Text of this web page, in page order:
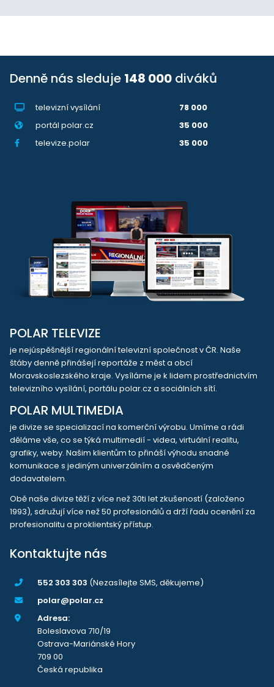
Denně nás sleduje 148 000 diváků
televizní vysílání
78 000
portál polar.cz
35 000
televize.polar
35 000
POLAR TELEVIZE
je nejúspěšnější regionální televizní společnost v ČR. Naše
štáby denně přinášejí reportáže z měst a obcí
Moravskoslezského kraje. Vysíláme je k lidem prostřednictvím
televizního vysílání, portálu polar.cz a sociálních sítí.
POLAR MULTIMEDIA
je divize se specializací na komerční výrobu. Umíme a rádi
děláme vše, co se týká multimedií - videa, virtuální realitu,
grafiky, weby. Našim klientům to přináší výhodu snadné
komunikace s jediným univerzálním a osvědčeným
dodavatelem.
Obě naše divize těží z více než 30ti let zkušeností (založeno
1993), sdružují více než 50 profesionálů a drží řadu ocenění za
profesionalitu a proklientský přístup.
Kontaktujte nás
552 303 303 (Nezasílejte SMS, děkujeme)
polar@polar.cz
Adresa:
Boleslavova 710/19
Ostrava-Mariánské Hory
709 00
Česká republika